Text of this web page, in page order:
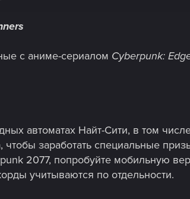
с аниме-сериалом Cyberpunk:
автоматах Найт-Сити, в том
заработать специальные
2077, попробуйте мобильную
учитываются по отдельности.